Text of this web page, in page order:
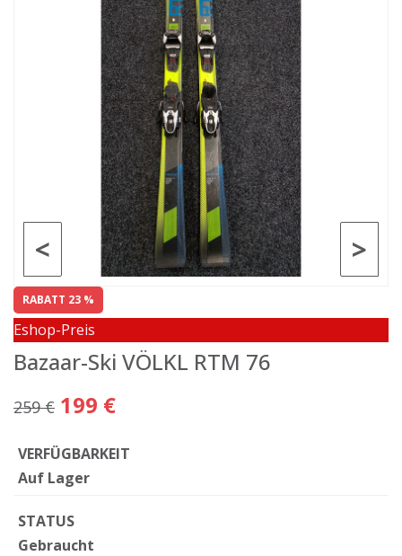
>
<
RABATT 23 %
Eshop-Preis
Bazaar-Ski VÖLKL RTM 76
259 € 199 €
VERFÜGBARKEIT
Auf Lager
STATUS
Gebraucht